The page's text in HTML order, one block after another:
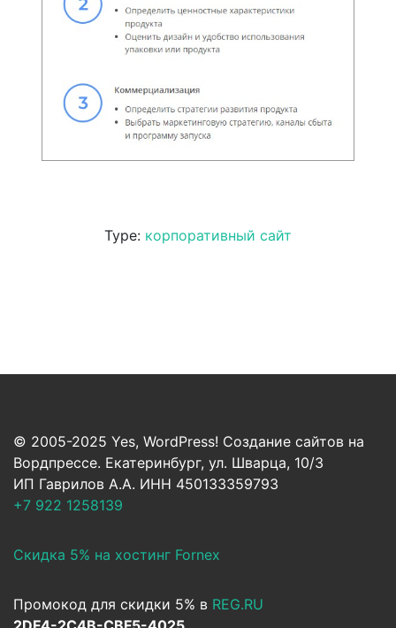
Type: корпоративный сайт
© 2005-2025 Yes, WordPress! Создание сайтов на
Вордпрессе. Екатеринбург, ул. Шварца, 10/3
ИП Гаврилов А.А. ИНН 450133359793
+7 922 1258139
Скидка 5% на хостинг Fornex
Промокод для скидки 5% в REG.RU